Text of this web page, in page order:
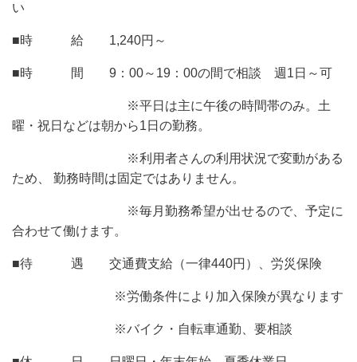
い
■時 給 1,240円～
■時 間 9：00～19：00の間で相談 週1日～可
※平日は主に午後の時間帯のみ。土
曜・祝日などは朝から1日の勤務。
※利用者さんの利用状況で変動がある
ため、 勤務時間は固定ではありません。
※毎月勤務希望が出せるので、予定に
合わせて働けます。
■待 遇 交通費支給（一律440円）、労災保険
※労働条件により加入保険が異なります
※バイク・自転車通勤、要相談